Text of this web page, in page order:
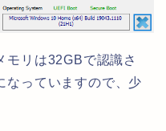
モリは32GBで認識さ
なっていますので、少